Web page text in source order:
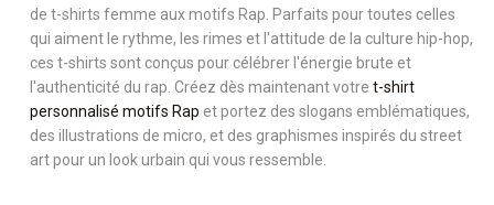
de t-shirts femme aux motifs Rap. Parfaits pour toutes celles
qui aiment le rythme, les rimes et l'attitude de la culture hip-hop,
ces t-shirts sont conçus pour célébrer l'énergie brute et
l'authenticité du rap. Créez dès maintenant votre t-shirt
personnalisé motifs Rap et portez des slogans emblématiques,
des illustrations de micro, et des graphismes inspirés du street
art pour un look urbain qui vous ressemble.